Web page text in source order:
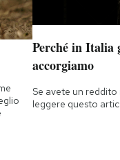
Perché in Italia
accorgiamo
Se avete un
leggere questo